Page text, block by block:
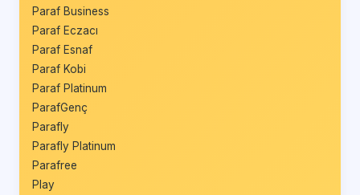
Paraf Business
Paraf Eczacı
Paraf Esnaf
Paraf Kobi
Paraf Platinum
ParafGenç
Parafly
Parafly Platinum
Parafree
Play